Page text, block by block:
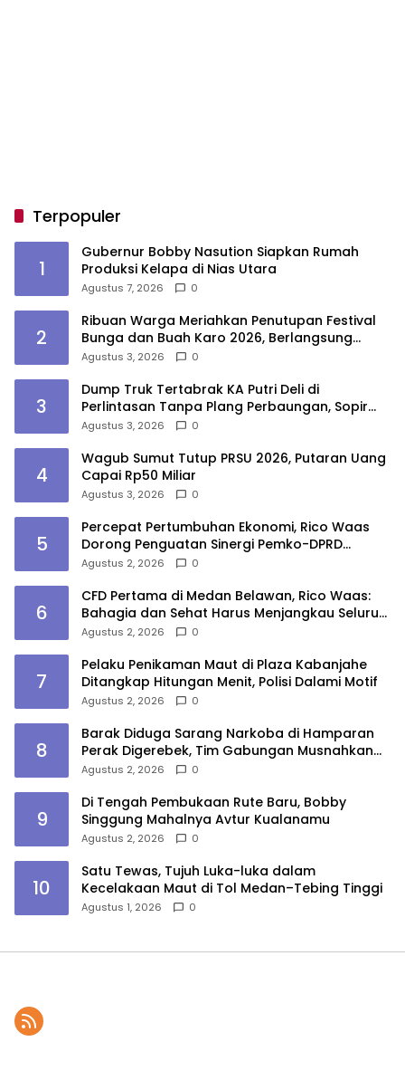
Terpopuler
1
Gubernur Bobby Nasution Siapkan Rumah
Produksi Kelapa di Nias Utara
Agustus 7, 2026 0
2
Ribuan Warga Meriahkan Penutupan Festival
Bunga dan Buah Karo 2026, Berlangsung
Aman di Bawah Pengamanan Gabungan
Agustus 3, 2026 0
3
Dump Truk Tertabrak KA Putri Deli di
Perlintasan Tanpa Plang Perbaungan, Sopir
Tewas
Agustus 3, 2026 0
4
Wagub Sumut Tutup PRSU 2026, Putaran Uang
Capai Rp50 Miliar
Agustus 3, 2026 0
5
Percepat Pertumbuhan Ekonomi, Rico Waas
Dorong Penguatan Sinergi Pemko-DPRD
Medan
Agustus 2, 2026 0
6
CFD Pertama di Medan Belawan, Rico Waas:
Bahagia dan Sehat Harus Menjangkau Seluruh
Sudut Kota Medan
Agustus 2, 2026 0
7
Pelaku Penikaman Maut di Plaza Kabanjahe
Ditangkap Hitungan Menit, Polisi Dalami Motif
Agustus 2, 2026 0
8
Barak Diduga Sarang Narkoba di Hamparan
Perak Digerebek, Tim Gabungan Musnahkan
Lokasi
Agustus 2, 2026 0
9
Di Tengah Pembukaan Rute Baru, Bobby
Singgung Mahalnya Avtur Kualanamu
Agustus 2, 2026 0
10
Satu Tewas, Tujuh Luka-luka dalam
Kecelakaan Maut di Tol Medan–Tebing Tinggi
Agustus 1, 2026 0